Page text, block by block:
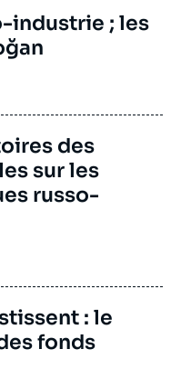
industrie ; les
des
sur les
russo-
: le
fonds